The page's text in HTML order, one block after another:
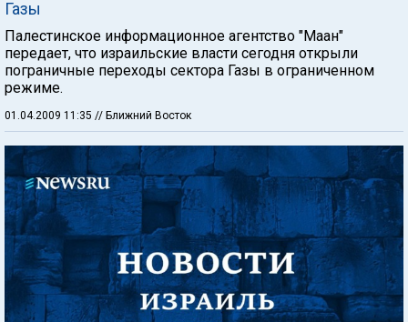
Газы
Палестинское информационное агентство "Маан"
передает, что израильские власти сегодня открыли
пограничные переходы сектора Газы в ограниченном
режиме.
01.04.2009 11:35 // Ближний Восток